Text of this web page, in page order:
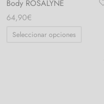
Body ROSALYNE
64,90€
Seleccionar opciones